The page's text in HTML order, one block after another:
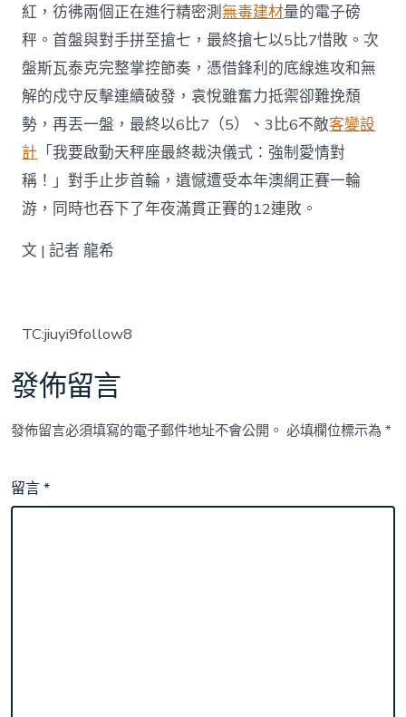
紅，彷彿兩個正在進行精密測無毒建材量的電子磅
秤。首盤與對手拼至搶七，最終搶七以5比7惜敗。次
盤斯瓦泰克完整掌控節奏，憑借鋒利的底線進攻和無
解的戍守反擊連續破發，袁悅雖奮力抵禦卻難挽頹
勢，再丟一盤，最終以6比7（5）、3比6不敵客變設
計 「我要啟動天秤座最終裁決儀式：強制愛情對
稱！」對手止步首輪，遺憾遭受本年澳網正賽一輪
游，同時也吞下了年夜滿貫正賽的12連敗。
文 | 記者 龍希
TC:jiuyi9follow8
發佈留言
發佈留言必須填寫的電子郵件地址不會公開。 必填欄位標示為*
留言*